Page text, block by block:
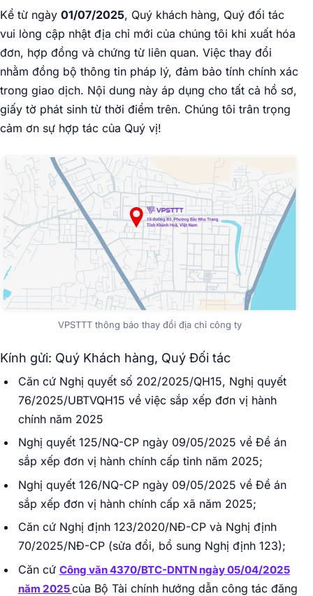
Kể từ ngày 01/07/2025, Quý khách hàng, Quý đối tác
vui lòng cập nhật địa chỉ mới của chúng tôi khi xuất hóa
đơn, hợp đồng và chứng từ liên quan. Việc thay đổi
nhằm đồng bộ thông tin pháp lý, đảm bảo tính chính xác
trong giao dịch. Nội dung này áp dụng cho tất cả hồ sơ,
giấy tờ phát sinh từ thời điểm trên. Chúng tôi trân trọng
cảm ơn sự hợp tác của Quý vị!
VPSTTT thông báo thay đổi địa chỉ công ty
Kính gửi: Quý Khách hàng, Quý Đối tác
Căn cứ Nghị quyết số 202/2025/QH15, Nghị quyết
76/2025/UBTVQH15 về việc sắp xếp đơn vị hành
chính năm 2025
Nghị quyết 125/NQ-CP ngày 09/05/2025 về Đề án
sắp xếp đơn vị hành chính cấp tỉnh năm 2025;
Nghị quyết 126/NQ-CP ngày 09/05/2025 về Đề án
sắp xếp đơn vị hành chính cấp xã năm 2025;
Căn cứ Nghị định 123/2020/NĐ-CP và Nghị định
70/2025/NĐ-CP (sửa đổi, bổ sung Nghị định 123);
Căn cứ Công văn 4370/BTC-DNTN ngày 05/04/2025
năm 2025của Bộ Tài chính hướng dẫn công tác đăng